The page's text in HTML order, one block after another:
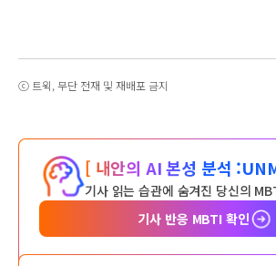
ⓒ 트윅, 무단 전재 및 재배포 금지
[ 내안의 AI 본성 분석 :
기사 읽는 습관에 숨겨진 당신의
기사 반응 MBTI 확인